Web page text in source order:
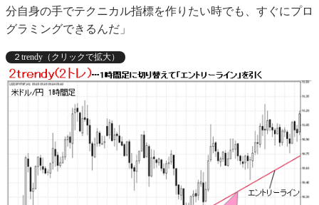
分自身の手でテクニカル指標を作りたい時でも、すぐにプロ
グラミングできるんだ」
２trendy（クリックで拡大）